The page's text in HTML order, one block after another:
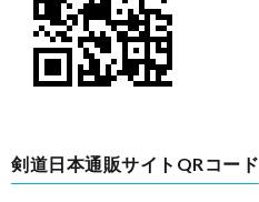
剣道日本通販サイトQRコード